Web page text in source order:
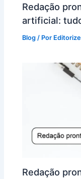
Redação
artificial:
Blog / Por Editorize
Redação